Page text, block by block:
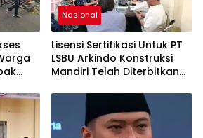
Nasional
Lisensi Sertifikasi Untuk PT
LSBU Arkindo Konstruksi
Mandiri Telah Diterbitkan